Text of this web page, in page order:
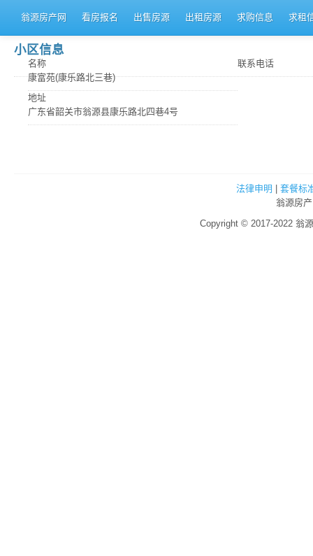
翁源房产网 看房报名 出售房源 出租房源 求购信息 求租
小区信息
名称
康富苑(康乐路北三巷)
地址
广东省韶关市翁源县康乐路北四巷4号
联系电话
法律申明
套餐标
翁源房
Copyright © 2017-2022 翁